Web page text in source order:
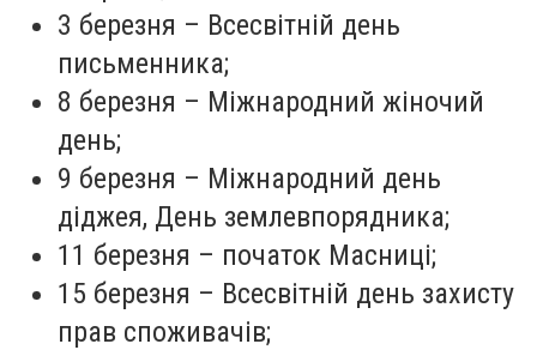
3 березня – Всесвітній день
письменника;
8 березня – Міжнародний жіночий
день;
9 березня – Міжнародний день
діджея, День землевпорядника;
11 березня – початок Масниці;
15 березня – Всесвітній день захисту
прав споживачів;